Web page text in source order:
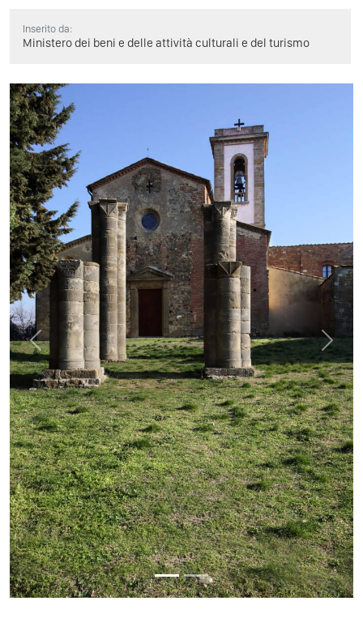
Inserito da:
Ministero dei beni e delle attività culturali e del turismo
Previous Next